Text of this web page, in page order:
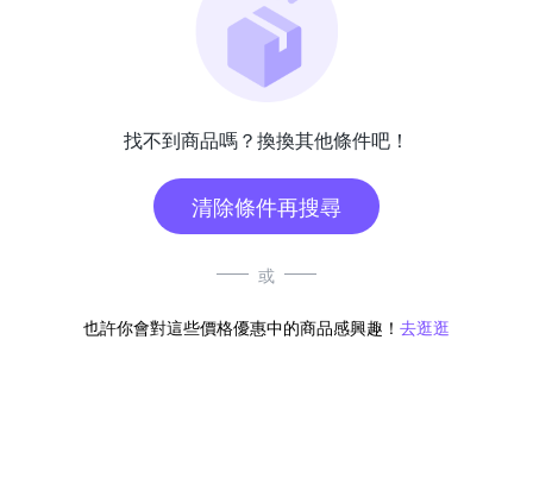
找不到商品嗎？換換其他條件吧！
清除條件再搜尋
或
也許你會對這些價格優惠中的商品感興趣！ 去逛逛